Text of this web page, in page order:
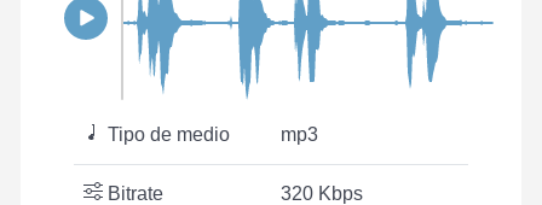
Tipo de medio mp3
Bitrate 320 Kbps